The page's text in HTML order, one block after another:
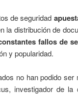
de seguridad
la distribución de
fallos de
y popularidad.
no han podido
investigador de la